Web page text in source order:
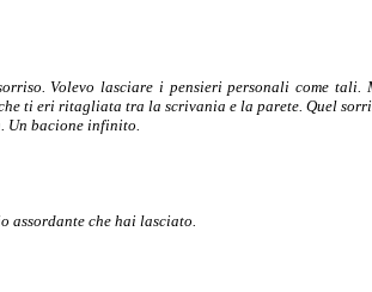
Volevo lasciare i pensieri personali come
ti eri ritagliata tra la scrivania e la parete. Quel
Un bacione infinito.
che hai lasciato.